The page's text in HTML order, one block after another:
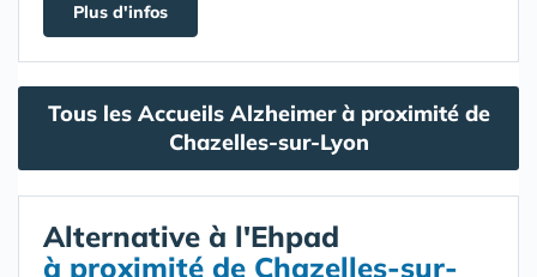
Plus d'infos
Tous les Accueils Alzheimer à proximité de
Chazelles-sur-Lyon
Alternative à l'Ehpad
à proximité de Chazelles-sur-